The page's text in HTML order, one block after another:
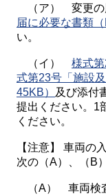
（ア） 変更の
届に必要な書類
い。
（イ） 様式
式第23号「施設
45KB）
及び添付
提出ください。1
ください。
【注意】 車両の
次の（A）、（B
（A） 車両検